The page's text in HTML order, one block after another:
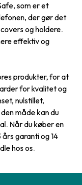
som er et
der gør det
og holdere.
effektiv og
produkter, for at
for kvalitet og
nulstillet,
måde kan du
Når du køber en
garanti og 14
hos os.